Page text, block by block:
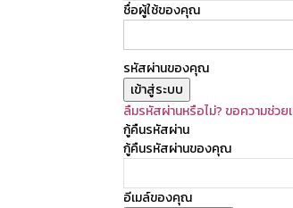
ชื่อผู้ใช้ของคุณ
รหัสผ่านของคุณ
ลืมรหัสผ่านหรือไม่? ขอความช่วย
กู้คืนรหัสผ่าน
กู้คืนรหัสผ่านของคุณ
อีเมล์ของคุณ